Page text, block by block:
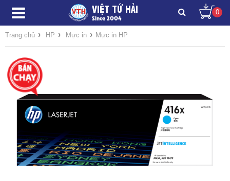
VIỆT TỨ HẢI
Since 2004
0
Trang chủ › HP › Mực in › Mực in HP